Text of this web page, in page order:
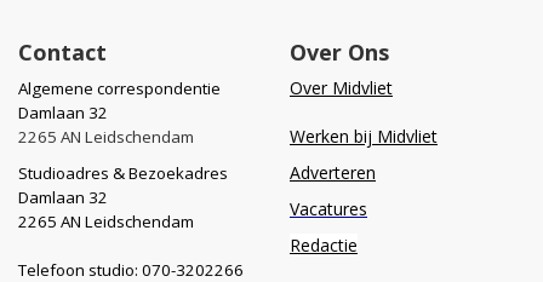
Contact
Algemene correspondentie
Damlaan 32
2265 AN Leidschendam
Studioadres & Bezoekadres
Damlaan 32
2265 AN Leidschendam
Telefoon studio: 070-3202266
Over Ons
Over Midvliet
Werken bij Midvliet
Adverteren
Vacatures
Redactie